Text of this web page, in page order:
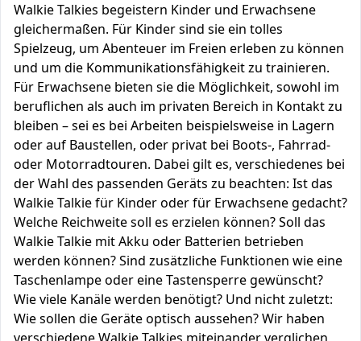
Walkie Talkies begeistern Kinder und Erwachsene
gleichermaßen. Für Kinder sind sie ein tolles
Spielzeug, um Abenteuer im Freien erleben zu können
und um die Kommunikationsfähigkeit zu trainieren.
Für Erwachsene bieten sie die Möglichkeit, sowohl im
beruflichen als auch im privaten Bereich in Kontakt zu
bleiben – sei es bei Arbeiten beispielsweise in Lagern
oder auf Baustellen, oder privat bei Boots-, Fahrrad-
oder Motorradtouren. Dabei gilt es, verschiedenes bei
der Wahl des passenden Geräts zu beachten: Ist das
Walkie Talkie für Kinder oder für Erwachsene gedacht?
Welche Reichweite soll es erzielen können? Soll das
Walkie Talkie mit Akku oder Batterien betrieben
werden können? Sind zusätzliche Funktionen wie eine
Taschenlampe oder eine Tastensperre gewünscht?
Wie viele Kanäle werden benötigt? Und nicht zuletzt:
Wie sollen die Geräte optisch aussehen? Wir haben